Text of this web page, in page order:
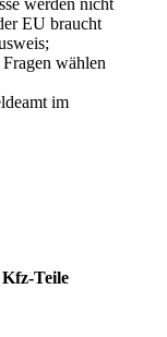
EU braucht
wählen
im
Kfz-Teile